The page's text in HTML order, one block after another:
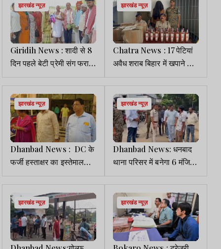
झारखंड न्यूज़
Giridih News : शादी से 8
दिन पहले बेटी प्रेमी संग फरार,
आहत पिता ने जीते जी किया
पिंडदान
झारखंड न्यूज़
Chatra News : 17 पेटियां
अवैध शराब बिहार में खपाने की
थी तैयारी, पुलिस ने दबोचा
झारखंड न्यूज़
Dhanbad News : DC के
फर्जी हस्ताक्षर का इस्तेमाल
पड़ा भारी, डॉ. मिहिर के
खिलाफ कार्रवाई की तैयारी
झारखंड न्यूज़
Dhanbad News: धनबाद
थाना परिसर में बनेगा 6 मंजिला
भवन, एक ही छत के नीचे
संचालित होंगे पांच थाने
झारखंड न्यूज़ झारखंड न्यूज़